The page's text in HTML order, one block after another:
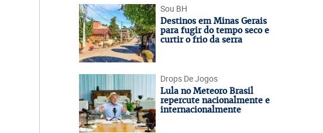
Sou BH
Destinos em Minas Gerais
para fugir do tempo seco e
curtir o frio da serra
Drops De Jogos
Lula no Meteoro Brasil
repercute nacionalmente e
internacionalmente